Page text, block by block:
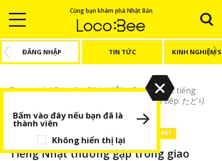
Cùng bạn khám phá Nhật Bản
ĐĂNG NHẬP TIN TỨC KINH NGHIỆM
Trang chủ/Bài viết/SINH VIÊN/Bài viết Học tiếng
Tiếng Nhật thường gặp trong giao tiếp: たどり
着く
BÀI VIẾT NỔI BẬT
Tiếng Nhật thường gặp trong giao
Không hiển thị lại
Bấm vào đây nếu bạn đã là
thành viên